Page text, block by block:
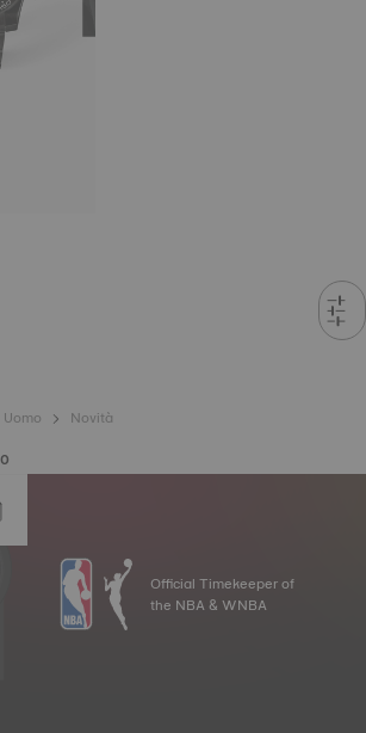
Uomo
Novità
0
Official Timekeeper of
the NBA & WNBA